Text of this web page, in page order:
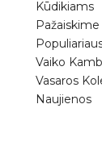
Kūdikiams
Pažaiskime
Vaiko
Vasaros
Naujienos